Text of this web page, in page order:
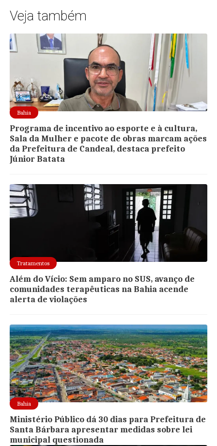
Veja também
Bahia
Programa de incentivo ao esporte e à cultura,
Sala da Mulher e pacote de obras marcam ações
da Prefeitura de Candeal, destaca prefeito
Júnior Batata
Tratamentos
Além do Vício: Sem amparo no SUS, avanço de
comunidades terapêuticas na Bahia acende
alerta de violações
Bahia
Ministério Público dá 30 dias para Prefeitura de
Santa Bárbara apresentar medidas sobre lei
municipal questionada